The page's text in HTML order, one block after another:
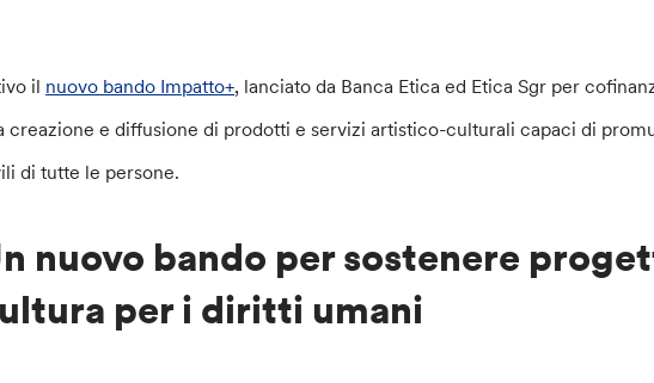
il nuovo bando Impatto+, lanciato da Banca Etica ed Etica Sgr per
creazione e diffusione di prodotti e servizi artistico-culturali capaci di
di tutte le persone.
nuovo bando per sostenere
per i diritti umani